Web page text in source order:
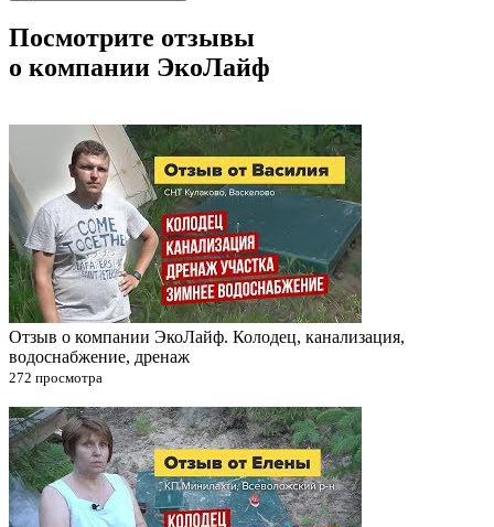
Посмотрите отзывы
о компании ЭкоЛайф
Отзыв о компании ЭкоЛайф. Колодец, канализация,
водоснабжение, дренаж
272 просмотра